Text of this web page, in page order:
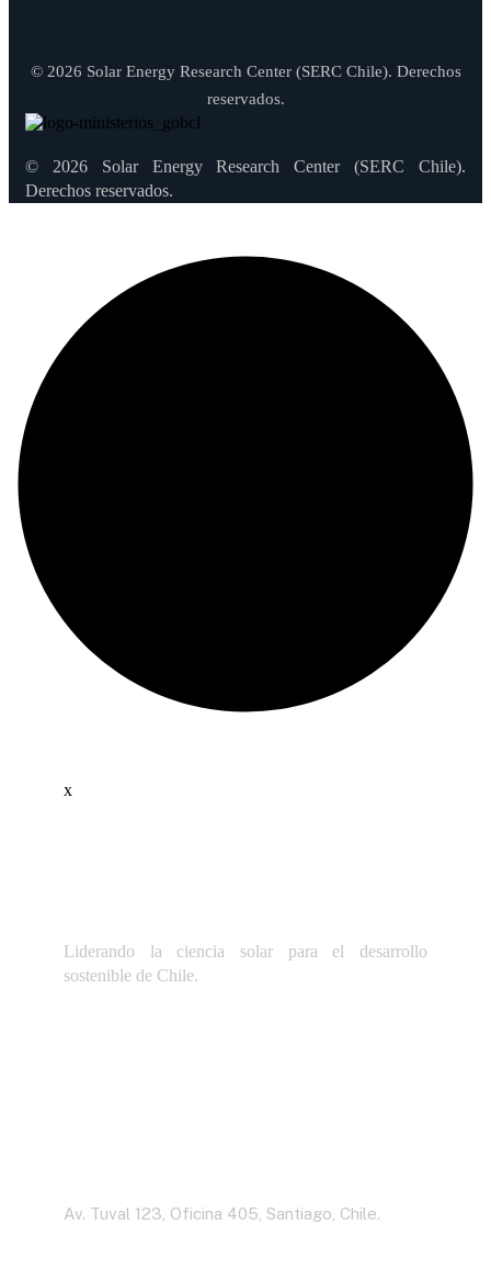
© 2026 Solar Energy Research Center (SERC Chile). Derechos
reservados.
© 2026 Solar Energy Research Center (SERC Chile).
Derechos reservados.
x
Liderando la ciencia solar para el desarrollo
sostenible de Chile.
Av. Tuval 123, Oficina 405, Santiago, Chile.